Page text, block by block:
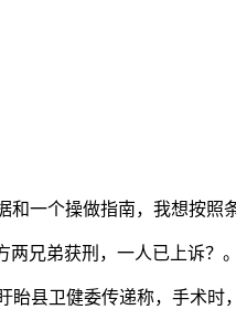
个操做指南，我想按照
兄弟获刑，一人已上诉？。
卫健委传递称，手术时